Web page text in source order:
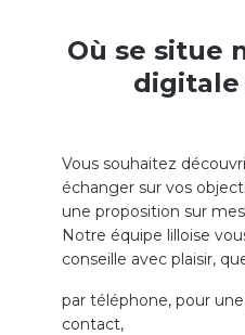
Où se situe
digitale
Vous souhaitez
échanger sur vos
une proposition sur
Notre équipe lilloise
conseille avec plaisir,
par téléphone, pour
contact,